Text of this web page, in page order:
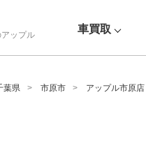
ップル
車買取
葉県 市原市 アップル市原店